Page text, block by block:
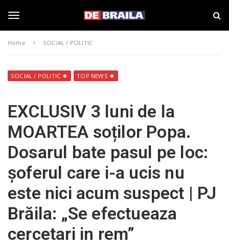
g
l
e
n
a
i
a
a
–
d
e
b
r
a
i
l
a
.
r
o
Home SOCIAL / POLITIC
SOCIAL / POLITIC TOP NEWS
EXCLUSIV 3 luni de la
MOARTEA soților Popa.
Dosarul bate pasul pe loc:
șoferul care i-a ucis nu
este nici acum suspect | PJ
Brăila: „Se efectueaza
cercetari in rem”